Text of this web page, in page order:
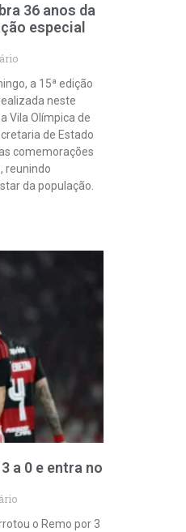
36 anos da
especial
a 15ª edição
neste
Vila Olímpica de
de Estado
comemorações
reunindo
da população.
a 0 e entra no
o Remo por 3